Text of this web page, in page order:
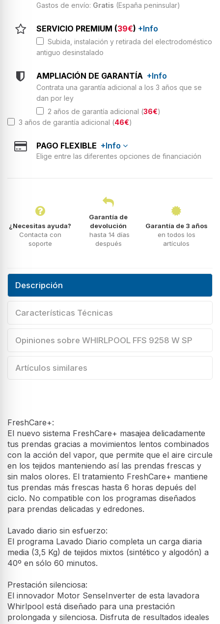
Gastos de envío: Gratis (España peninsular)
SERVICIO PREMIUM (39€) +Info
Subida, instalación y retirada del electrodoméstico
antiguo desinstalado
AMPLIACIÓN DE GARANTÍA +Info
Contrata una garantía adicional a los 3 años que se
dan por ley
2 años de garantía adicional (36€)
3 años de garantía adicional (46€)
PAGO FLEXIBLE +Info
Elige entre las diferentes opciones de financiación
¿Necesitas ayuda?
Contacta con
soporte
Garantía de
devolución
hasta 14 días
después
Garantía de 3 años
en todos los
artículos
Descripción
Características Técnicas
Opiniones sobre WHIRLPOOL FFS 9258 W SP
Artículos similares
Lavadora carga frontal de libre instalación Whirlpool:
9,0kg - FFS 9258 W SP
Las características de esta lavadora de libre instalación
Whirlpool: color blanco. Gran capacidad espaciosa de
9,0kg. Clasificación energética B. Rápida y eficiente
velocidad de centrifugado de 1200 revoluciones por
dinámicamente ajusta los parámetros según el tipo de
carga, asegurando el máximo cuidado para tus
prendas.
Imágenes